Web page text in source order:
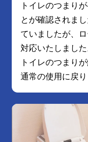
トイレのつまり
とが確認されま
ていましたが、
対応いたしまし
トイレのつまり
通常の使用に戻り